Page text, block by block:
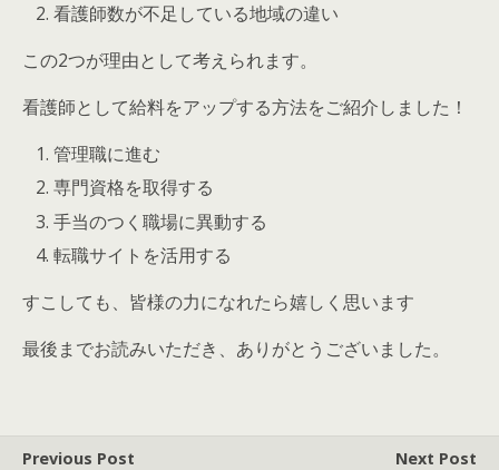
看護師数が不足している地域の違い
この2つが理由として考えられます。
看護師として給料をアップする方法をご紹介しました！
管理職に進む
専門資格を取得する
手当のつく職場に異動する
転職サイトを活用する
すこしても、皆様の力になれたら嬉しく思います
最後までお読みいただき、ありがとうございました。
Previous Post
Next Post